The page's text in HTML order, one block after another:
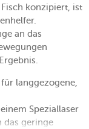
konzipiert, ist
an das
langgezogene,
Speziallaser
das geringe